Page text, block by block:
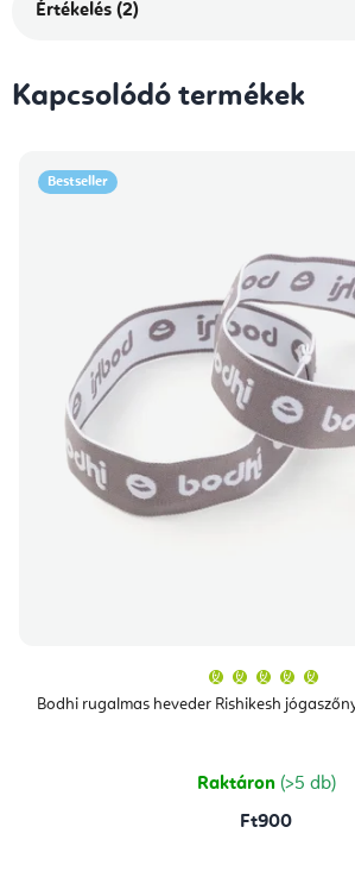
Értékelés (2)
Kapcsolódó termékek
Bestseller
Bodhi rugalmas heveder Rishikesh
Raktáron (>5 db)
Ft900